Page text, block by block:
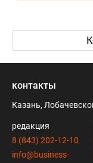
контакты
Казань,
редакция
8 (843) 202-12-10
info@business-